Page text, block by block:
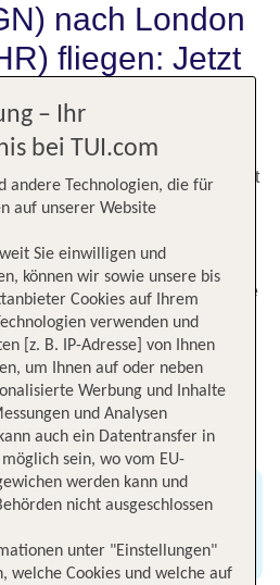
nach London
fliegen: Jetzt
online
von Köln nach London. Dort
des alten Empire mit zahllosen
und Buckingham Palace, Big
natürlich das British Museum -
Dir Kultur satt auf Deinem
Du in die lebendige Feierszene
zugehen, locken die
für Flüge
London
– Ihr
bei TUI.com
andere Technologien, die für
auf unserer Website
Sie einwilligen und
können wir sowie unsere bis
Cookies auf Ihrem
verwenden und
[z. B. IP-Adresse] von Ihnen
um Ihnen auf oder neben
Werbung und Inhalte
und Analysen
auch ein Datentransfer in
sein, wo vom EU-
werden kann und
nicht ausgeschlossen
unter "Einstellungen"
welche Cookies und welche auf